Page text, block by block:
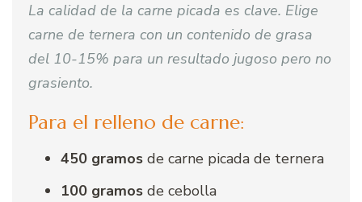
La calidad de la carne picada es clave. Elige
carne de ternera con un contenido de grasa
del 10-15% para un resultado jugoso pero no
grasiento.
Para el relleno de carne:
450 gramos de carne picada de ternera
100 gramos de cebolla